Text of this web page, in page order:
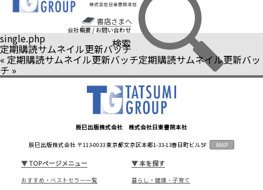
書店さまへ
会社概要 / お問い合わせ
検索
single.php
定期購読サムネイル更新バッチ
« 定期購読サムネイル更新バッチ定期購読サムネイル更新バッ
チ »
辰巳出版株式会社 株式会社日東書院本社
辰巳出版株式会社 〒113-0033 東京都文京区本郷1-33-13春日町ビル5F MAP
▼TOPページメニュー
おすすめ・ベストセラー一覧
▼本を探す
暮らし・健康・子育て